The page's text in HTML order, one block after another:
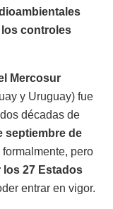
controles
Mercosur
y Uruguay) fue
décadas de
septiembre de
formalmente, pero
27 Estados
entrar en vigor.